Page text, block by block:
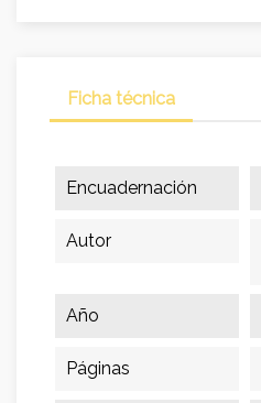
Ficha técnica
Encuadernación
Autor
Año
Páginas